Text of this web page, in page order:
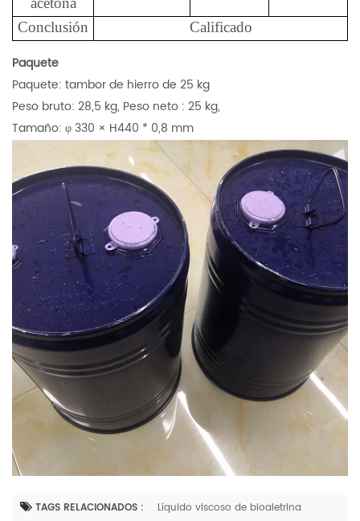
Conclusión
Calificado
Paquete
Paquete: tambor de hierro de 25 kg
Peso bruto: 28,5 kg, Peso neto : 25 kg,
Tamaño: φ330 × H440 * 0,8 mm
TAGS RELACIONADOS :
Líquido viscoso de bioaletrina